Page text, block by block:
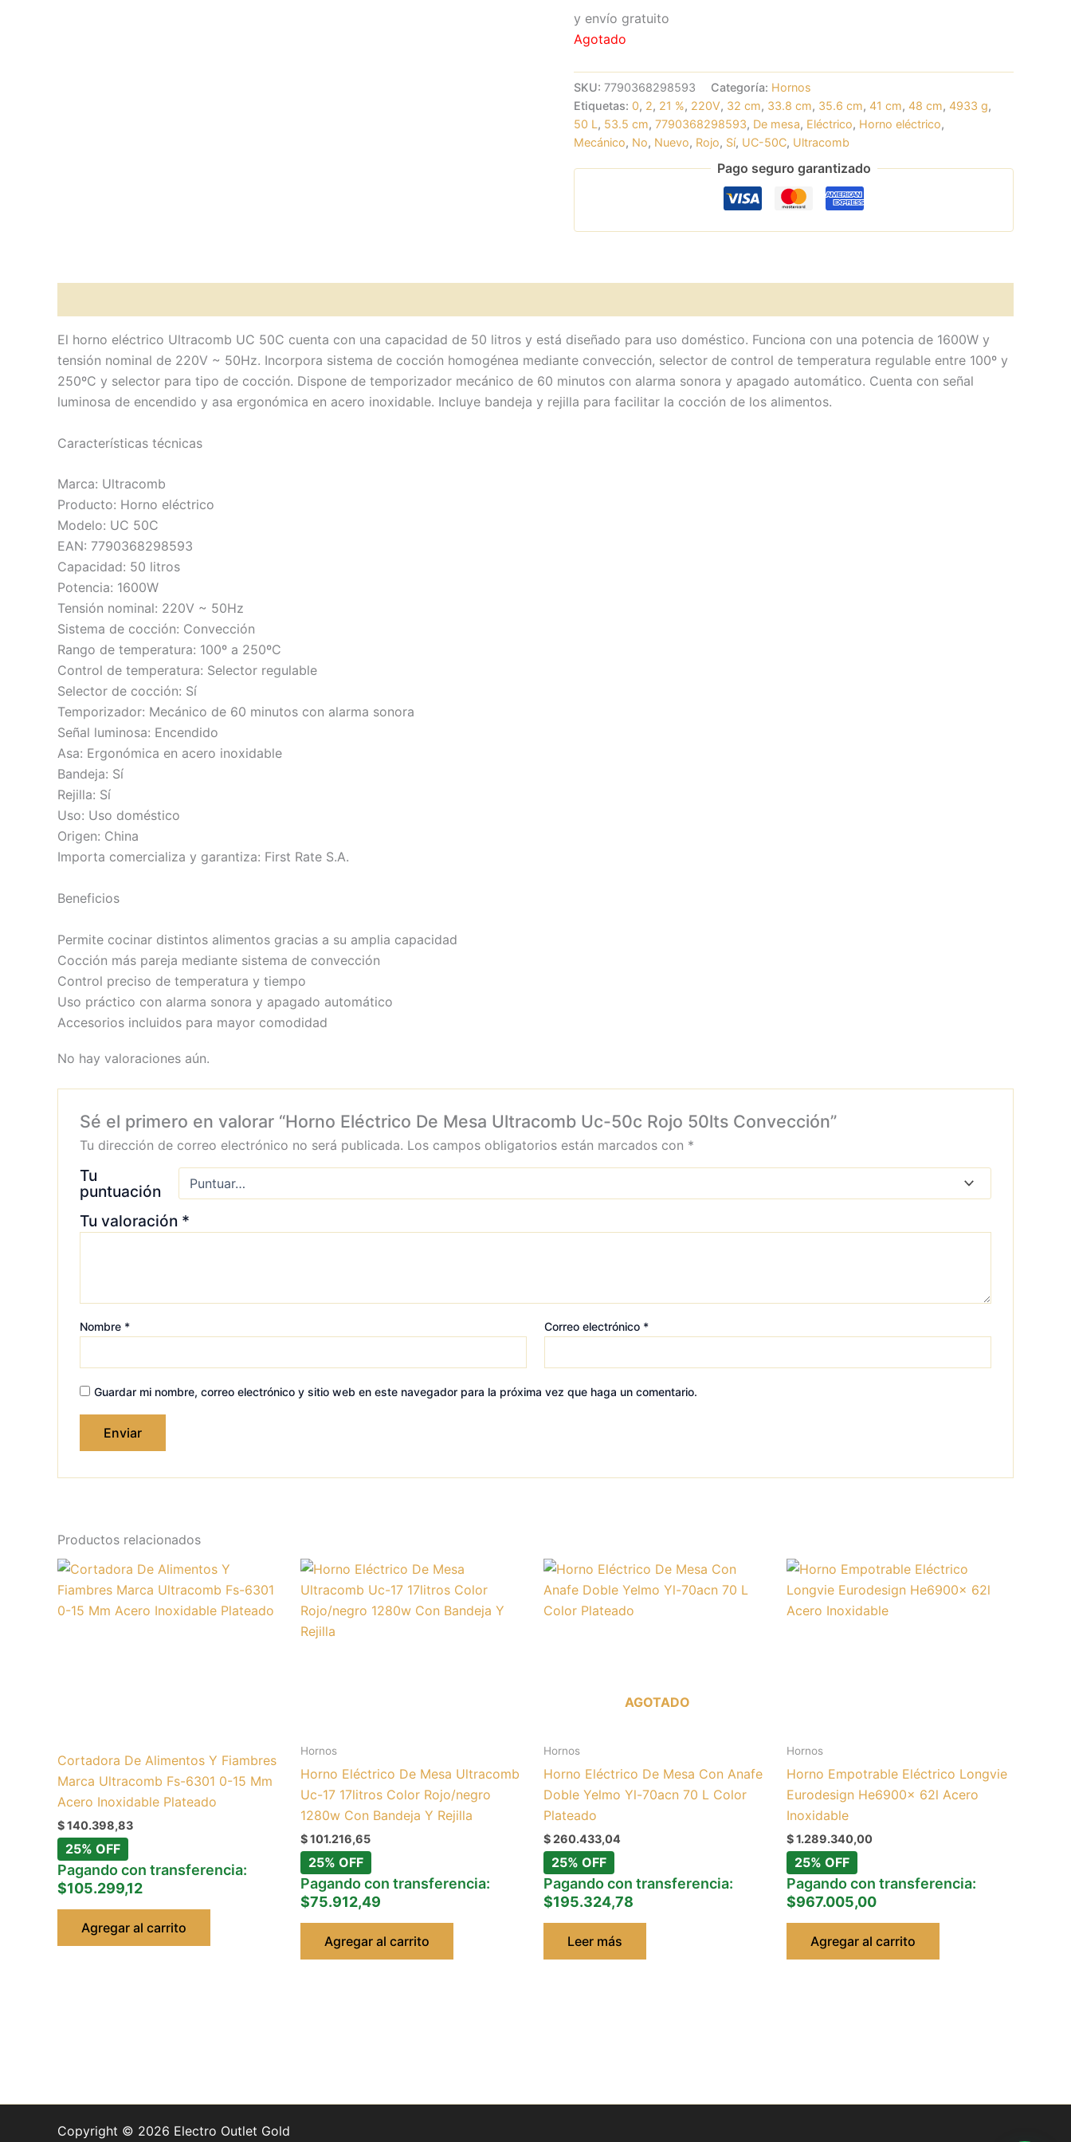
y envío gratuito
Agotado
SKU: 7790368298593 Categoría: Hornos
Etiquetas: 0, 2, 21 %, 220V, 32 cm, 33.8 cm, 35.6 cm, 41 cm, 48 cm, 4933 g,
50 L , 53.5 cm, 7790368298593, De mesa, Eléctrico, Horno eléctrico,
Mecánico, No, Nuevo, Rojo, Sí, UC-50C, Ultracomb
Pago seguro garantizado
El horno eléctrico Ultracomb UC 50C cuenta con una capacidad de 50 litros y está diseñado para uso doméstico. Funciona con una potencia de 1600W y
tensión nominal de 220V ~ 50Hz. Incorpora sistema de cocción homogénea mediante convección, selector de control de temperatura regulable entre 100º y
250ºC y selector para tipo de cocción. Dispone de temporizador mecánico de 60 minutos con alarma sonora y apagado automático. Cuenta con señal
luminosa de encendido y asa ergonómica en acero inoxidable. Incluye bandeja y rejilla para facilitar la cocción de los alimentos.
Características técnicas
Marca: Ultracomb
Producto: Horno eléctrico
Modelo: UC 50C
EAN: 7790368298593
Capacidad: 50 litros
Potencia: 1600W
Tensión nominal: 220V ~ 50Hz
Sistema de cocción: Convección
Rango de temperatura: 100º a 250ºC
Control de temperatura: Selector regulable
Selector de cocción: Sí
Temporizador: Mecánico de 60 minutos con alarma sonora
Señal luminosa: Encendido
Asa: Ergonómica en acero inoxidable
Bandeja: Sí
Rejilla: Sí
Uso: Uso doméstico
Origen: China
Importa comercializa y garantiza: First Rate S.A.
Beneficios
Permite cocinar distintos alimentos gracias a su amplia capacidad
Cocción más pareja mediante sistema de convección
Control preciso de temperatura y tiempo
Uso práctico con alarma sonora y apagado automático
Accesorios incluidos para mayor comodidad
No hay valoraciones aún.
Sé el primero en valorar “Horno Eléctrico De Mesa Ultracomb Uc-50c Rojo 50lts Convección”
Tu dirección de correo electrónico no será publicada. Los campos obligatorios están marcados con *
Tu
puntuación
Tu valoración *
Nombre * Correo electrónico *
Guardar mi nombre, correo electrónico y sitio web en este navegador para la próxima vez que haga un comentario.
Productos relacionados
Cortadora De Alimentos Y Fiambres
Marca Ultracomb Fs-6301 0-15 Mm
Acero Inoxidable Plateado
$140.398,83
25% OFF
Pagando con transferencia:
$105.299,12
Agregar al carrito
Hornos
Horno Eléctrico De Mesa Ultracomb
Uc-17 17litros Color Rojo/negro
1280w Con Bandeja Y Rejilla
$101.216,65
25% OFF
Pagando con transferencia:
$75.912,49
Agregar al carrito
AGOTADO
Hornos
Horno Eléctrico De Mesa Con Anafe
Doble Yelmo Yl-70acn 70 L Color
Plateado
$260.433,04
25% OFF
Pagando con transferencia:
$195.324,78
Leer más
Hornos
Horno Empotrable Eléctrico Longvie
Eurodesign He6900x 62l Acero
Inoxidable
$1.289.340,00
25% OFF
Pagando con transferencia:
$967.005,00
Agregar al carrito
Copyright © 2026 Electro Outlet Gold